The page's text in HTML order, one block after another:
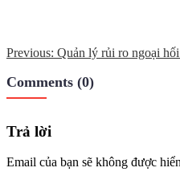
Điều
hướng
bài
Previous: Quản lý rủi ro ngoại
Comments (0)
Trả lời
Email của bạn sẽ không được